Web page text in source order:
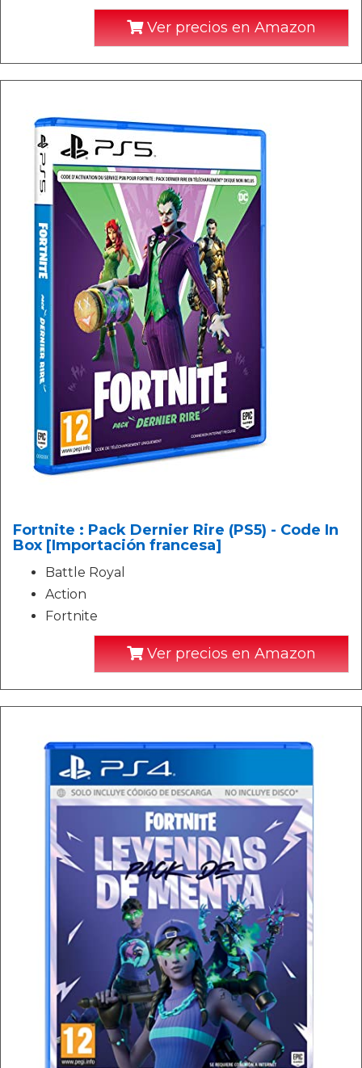
Ver precios en Amazon
Fortnite : Pack Dernier Rire (PS5) - Code In
Box [Importación francesa]
Battle Royal
Action
Fortnite
Ver precios en Amazon